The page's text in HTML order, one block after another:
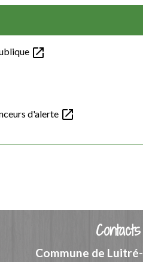
open_in_new
d'alerte open_in_new
Contacts
Commune de